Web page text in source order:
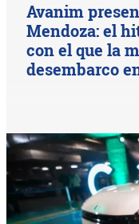
Avanim
Mendoza: el
con el que la
desembarco